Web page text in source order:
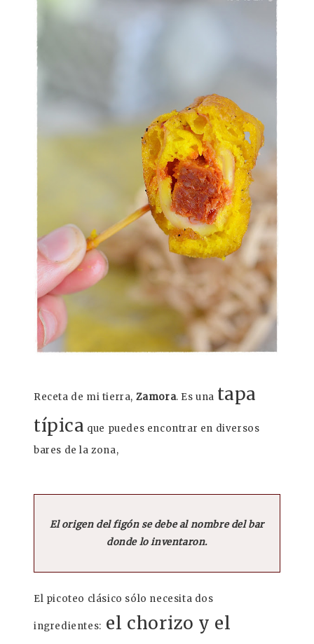
Receta de mi tierra, Zamora. Es una tapa
típica que puedes encontrar en diversos
bares de la zona,
El origen del figón se debe al nombre del bar
donde lo inventaron.
El picoteo clásico sólo necesita dos
ingredientes: el chorizo y el